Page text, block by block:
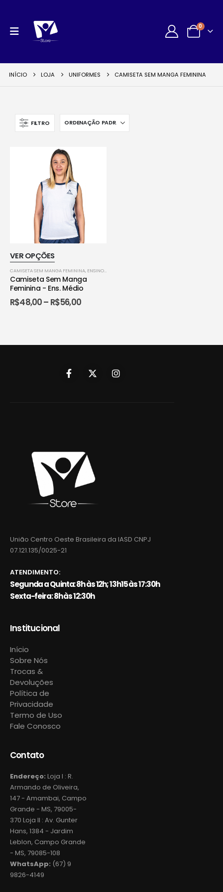
0
INÍCIO LOJA UNIFORMES CAMISETA SEM MANGA FEMININA
FILTRO
VER OPÇÕESEste
produto
tem
várias
variantes.
As
página
CAMISETA SEM MANGA FEMININA, ENSINO MÉDIO - UNIFORMES
Camiseta Sem Manga
Feminina - Ens. Médio
R$48,00– R$56,00Faixa
União Centro Oeste Brasileira da IASD CNPJ
07.121.135/0025-21
ATENDIMENTO:
Segunda a Quinta: 8h às 12h; 13h15 às 17:30h
Sexta-feira: 8h às 12:30h
Institucional
Início
Sobre Nós
Trocas &
Devoluções
Política de
Privacidade
Termo de Uso
Fale Conosco
Contato
Endereço: Loja I : R.
Armando de Oliveira,
147 - Amambai, Campo
Grande - MS, 79005-
370 Loja II : Av. Gunter
Hans, 1384 - Jardim
Leblon, Campo Grande
- MS, 79085-108
WhatsApp: (67) 9
9826-4149